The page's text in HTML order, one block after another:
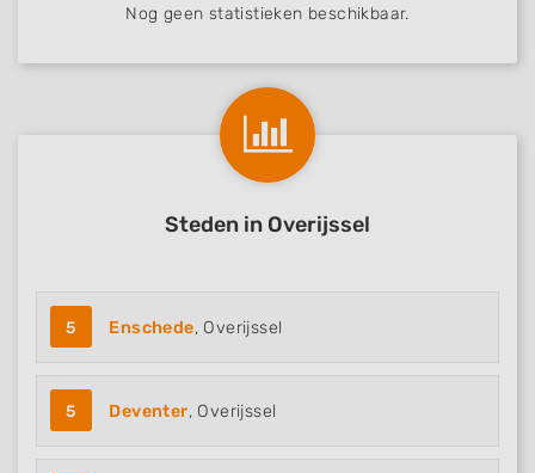
Nog geen statistieken beschikbaar.
Steden in Overijssel
5 Enschede, Overijssel
5 Deventer, Overijssel